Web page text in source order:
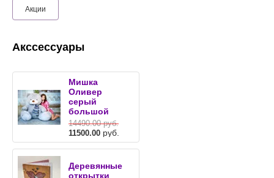
Акции
Акссессуары
Мишка
Оливер
серый
большой
14490.00руб.
11500.00 руб.
Деревянные
открытки